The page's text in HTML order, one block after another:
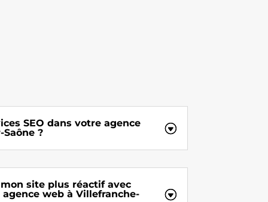
SEO dans votre agence
?
site plus réactif avec
web à Villefranche-